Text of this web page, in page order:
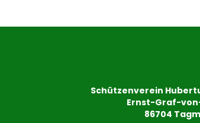
Schützenverein
Ernst-Graf-
86704